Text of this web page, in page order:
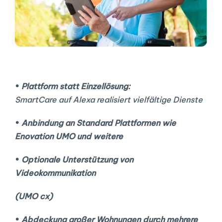
• Plattform statt Einzellösung:
SmartCare auf Alexa realisiert vielfältige Dienste
• Anbindung an Standard Plattformen wie
Enovation UMO und weitere
• Optionale Unterstützung von
Videokommunikation
(UMO cx)
• Abdeckung großer Wohnungen durch mehrere